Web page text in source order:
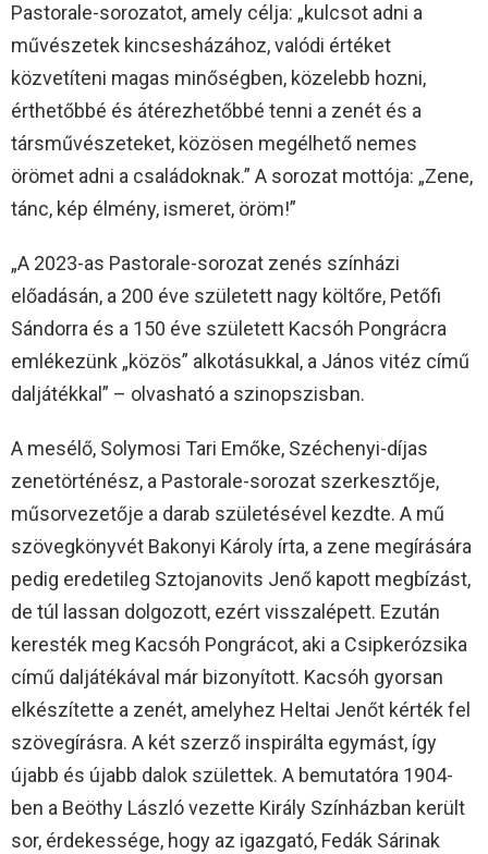
Pastorale-sorozatot, amely célja: „kulcsot adni a
művészetek kincsesházához, valódi értéket
közvetíteni magas minőségben, közelebb hozni,
érthetőbbé és átérezhetőbbé tenni a zenét és a
társművészeteket, közösen megélhető nemes
örömet adni a családoknak.” A sorozat mottója: „Zene,
tánc, kép élmény, ismeret, öröm!”
„A 2023-as Pastorale-sorozat zenés színházi
előadásán, a 200 éve született nagy költőre, Petőfi
Sándorra és a 150 éve született Kacsóh Pongrácra
emlékezünk „közös” alkotásukkal, a János vitéz című
daljátékkal” – olvasható a szinopszisban.
A mesélő, Solymosi Tari Emőke, Széchenyi-díjas
zenetörténész, a Pastorale-sorozat szerkesztője,
műsorvezetője a darab születésével kezdte. A mű
szövegkönyvét Bakonyi Károly írta, a zene megírására
pedig eredetileg Sztojanovits Jenő kapott megbízást,
de túl lassan dolgozott, ezért visszalépett. Ezután
keresték meg Kacsóh Pongrácot, aki a Csipkerózsika
című daljátékával már bizonyított. Kacsóh gyorsan
elkészítette a zenét, amelyhez Heltai Jenőt kérték fel
szövegírásra. A két szerző inspirálta egymást, így
újabb és újabb dalok születtek. A bemutatóra 1904-
ben a Beöthy László vezette Király Színházban került
sor, érdekessége, hogy az igazgató, Fedák Sárinak